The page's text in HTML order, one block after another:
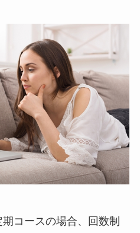
コースの場合、回数制